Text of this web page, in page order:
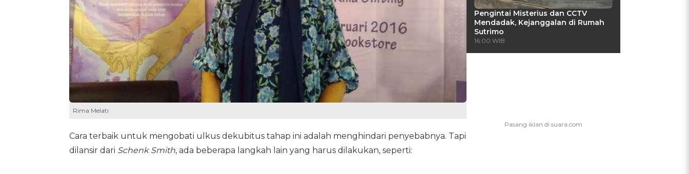
Rima Melati
Cara terbaik untuk mengobati ulkus dekubitus tahap ini adalah menghindari penyebabnya. Tapi
dilansir dari Schenk Smith, ada beberapa langkah lain yang harus dilakukan, seperti:
Pengintai Misterius dan CCTV
Mendadak, Kejanggalan di Rumah
Sutrimo
16:00 WIB